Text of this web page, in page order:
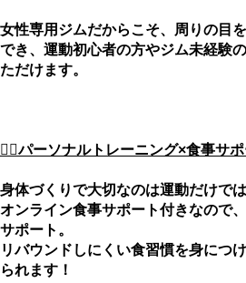
女性専用ジムだからこそ、周りの目
でき、 運動初心者の方やジム未経験
ただけます。
🙋‍♀️パーソナルトレーニング×食事サポ
身体づくりで大切なのは運動だけでは
オンライン食事サポート付きなので
サポート。
リバウンドしにくい食習慣を身につ
られます！